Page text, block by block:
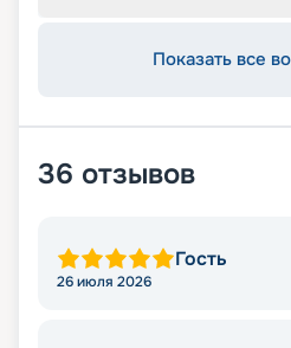
Показать все
36 отзывов
Гость
26 июля 2026